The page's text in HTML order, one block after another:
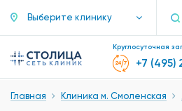
Выберите клинику
Круглосуточная
+7 (495)
Главная Клиника м. Смоленская